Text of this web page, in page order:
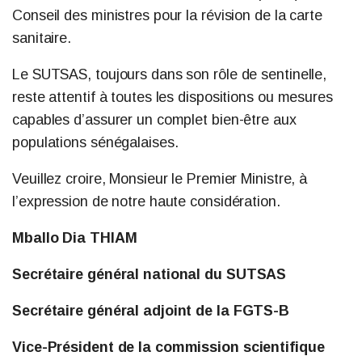
Conseil des ministres pour la révision de la carte
sanitaire.
Le SUTSAS, toujours dans son rôle de sentinelle,
reste attentif à toutes les dispositions ou mesures
capables d’assurer un complet bien-être aux
populations sénégalaises.
Veuillez croire, Monsieur le Premier Ministre, à
l’expression de notre haute considération.
Mballo Dia THIAM
Secrétaire général national du SUTSAS
Secrétaire général adjoint de la FGTS-B
Vice-Président de la commission scientifique